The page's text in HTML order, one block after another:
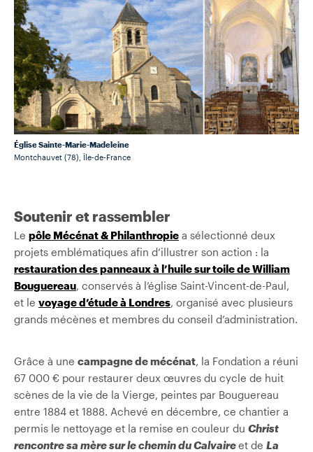
Église Sainte-Marie-Madeleine
Montchauvet (78), Île-de-France
Soutenir et rassembler
Le pôle Mécénat & Philanthropie a sélectionné deux
projets emblématiques afin d’illustrer son action : la
restauration des panneaux à l’huile sur toile de William
Bouguereau, conservés à l’église Saint-Vincent-de-Paul,
et le voyage d’étude à Londres, organisé avec plusieurs
grands mécènes et membres du conseil d’administration.
Grâce à une campagne de mécénat, la Fondation a réuni
67 000 € pour restaurer deux œuvres du cycle de huit
scènes de la vie de la Vierge, peintes par Bouguereau
entre 1884 et 1888. Achevé en décembre, ce chantier a
permis le nettoyage et la remise en couleur du Christ
rencontre sa mère sur le chemin du Calvaireet de La